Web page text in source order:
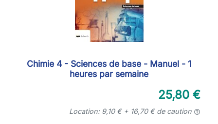
Chimie 4 - Sciences de base - Manuel - 1
heures par semaine
25,80 €
Location: 9,10 € + 16,70 € de caution help_outline